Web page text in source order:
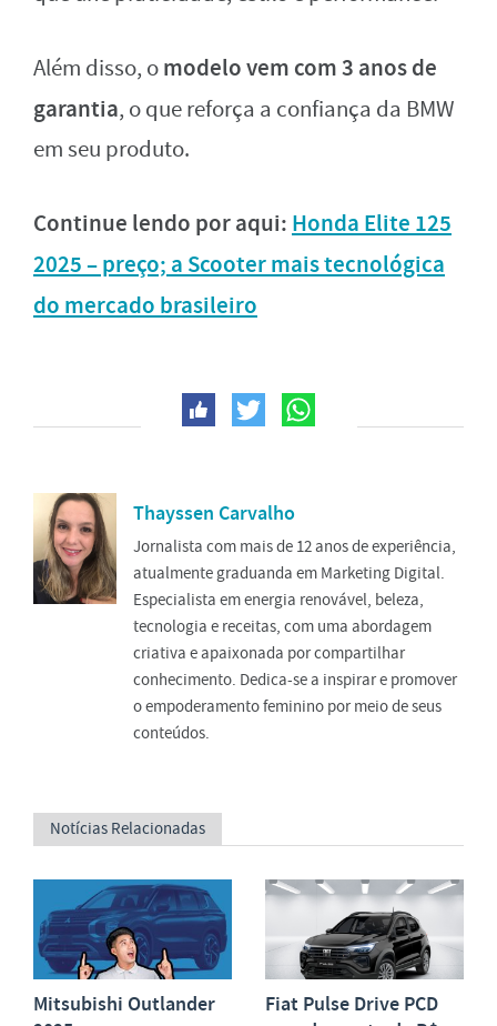
Além disso, omodelo vem com 3 anos de
garantia, o que reforça a confiança da BMW
em seu produto.
Continue lendo por aqui: Honda Elite 125
2025 – preço; a Scooter mais tecnológica
do mercado brasileiro
Thayssen Carvalho
Jornalista com mais de 12 anos de experiência,
atualmente graduanda em Marketing Digital.
Especialista em energia renovável, beleza,
tecnologia e receitas, com uma abordagem
criativa e apaixonada por compartilhar
conhecimento. Dedica-se a inspirar e promover
o empoderamento feminino por meio de seus
conteúdos.
Notícias Relacionadas
Mitsubishi Outlander
Fiat Pulse Drive PCD